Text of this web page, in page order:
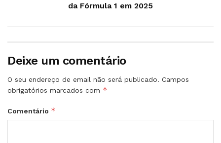
da Fórmula 1 em 2025
Deixe um comentário
O seu endereço de email não será publicado. Campos
obrigatórios marcados com *
Comentário *